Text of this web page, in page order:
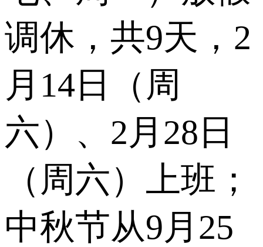
调休，共9天，2
月14日（周
六）、2月28日
（周六）上班；
中秋节从9月25